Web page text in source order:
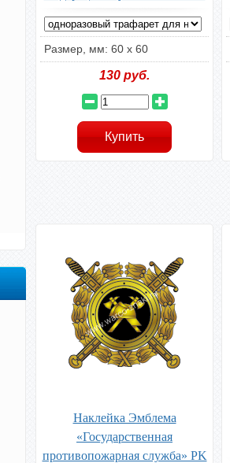
Размер, мм: 60 x 60
130 руб.
Наклейка Эмблема
«Государственная
противопожарная служба» PK